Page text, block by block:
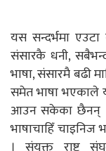
यस सन्दर्भमा
संसारकै धनी,
भाषा, संसारमै बढी
समेत भाषा भएकाले
आउन सकेका छैनन् ।
भाषाचाहिँ चाइनिज